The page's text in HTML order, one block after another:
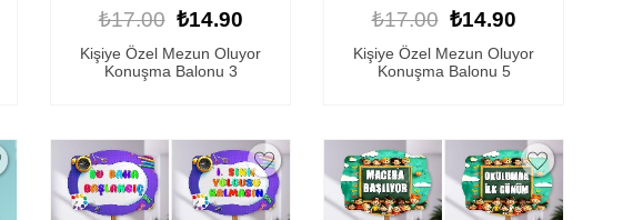
₺17.00 ₺14.90
Kişiye Özel Mezun Oluyor
Konuşma Balonu 3
₺17.00 ₺14.90
Kişiye Özel Mezun Oluyor
Konuşma Balonu 5